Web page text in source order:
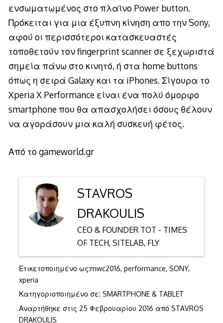
ενσωματωμένος στο πλαϊνο Power button.
Πρόκειται για μια έξυπνη κίνηση απο την Sony,
αφού οι περισσότεροι κατασκευαστές
τοποθετούν τον fingerprint scanner σε ξεχωριστά
σημεία πάνω στο κινητό, ή στα home buttons
όπως η σειρά Galaxy και τα iPhones. Σίγουρα το
Xperia X Performance είναι ένα πολύ όμορφο
smartphone που θα απασχολήσει όσους θέλουν
να αγοράσουν μια καλή συσκευή φέτος.
Από το gameworld.gr
STAVROS
DRAKOULIS
CEO & FOUNDER TOT - TIMES
OF TECH, SITELAB, FLY
Ετικετοποιημένο ως:mwc2016, performance, SONY,
xperia
Κατηγοριοποιημένο σε: SMARTPHONE & TABLET
Αναρτήθηκε στις 25 Φεβρουαρίου 2016 από STAVROS
DRAKOULIS